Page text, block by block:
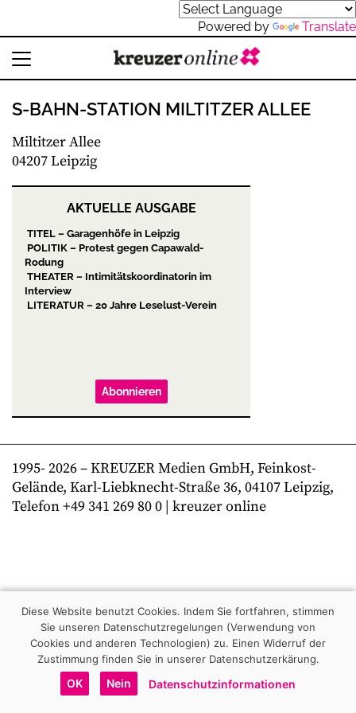
Powered by Translate
S-BAHN-STATION MILTITZER ALLEE
Miltitzer Allee
04207 Leipzig
AKTUELLE AUSGABE
TITEL – Garagenhöfe in Leipzig
POLITIK – Protest gegen Capawald-
Rodung
THEATER – Intimitätskoordinatorin im
Interview
LITERATUR – 20 Jahre Leselust-Verein
Abonnieren
1995- 2026– KREUZER Medien GmbH, Feinkost-
Gelände, Karl-Liebknecht-Straße 36, 04107 Leipzig,
Telefon +49 341 269 80 0 | kreuzer online
Diese Website benutzt Cookies. Indem Sie fortfahren, stimmen
Sie unseren Datenschutzregelungen (Verwendung von
Cookies und anderen Technologien) zu. Einen Widerruf der
Zustimmung finden Sie in unserer Datenschutzerkärung.
OK Nein Datenschutzinformationen